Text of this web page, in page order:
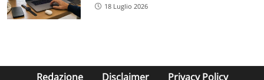
18 Luglio 2026
Redazione Disclaimer Privacy Policy